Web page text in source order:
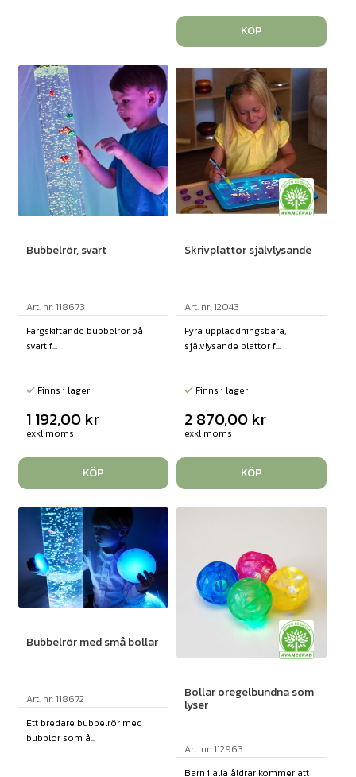
KÖP
Bubbelrör, svart
Art. nr: 118673
Färgskiftande bubbelrör på
svart f...
Finns i lager
1 192,00 kr
exkl moms
KÖP
Skrivplattor självlysande
Art. nr: 12043
Fyra uppladdningsbara,
självlysande plattor f...
Finns i lager
2 870,00 kr
exkl moms
KÖP
Bubbelrör med små bollar
Art. nr: 118672
Ett bredare bubbelrör med
bubblor som å...
Bollar oregelbundna som
lyser
Art. nr: 112963
Barn i alla åldrar kommer att